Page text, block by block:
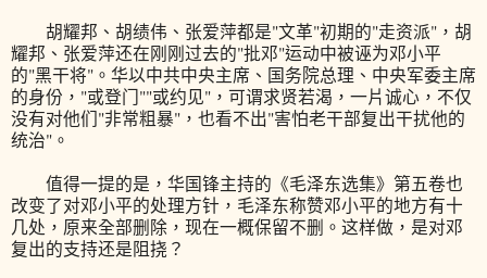
胡耀邦、胡绩伟、张爱萍都是"文革"初期的"走资派"，胡
耀邦、张爱萍还在刚刚过去的"批邓"运动中被诬为邓小平
的"黑干将"。华以中共中央主席、国务院总理、中央军委主席
的身份，"或登门""或约见"，可谓求贤若渴，一片诚心，不仅
没有对他们"非常粗暴"，也看不出"害怕老干部复出干扰他的
统治"。
值得一提的是，华国锋主持的《毛泽东选集》第五卷也
改变了对邓小平的处理方针，毛泽东称赞邓小平的地方有十
几处，原来全部删除，现在一概保留不删。这样做，是对邓
复出的支持还是阻挠？